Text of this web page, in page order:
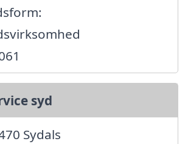
syd
Sydals